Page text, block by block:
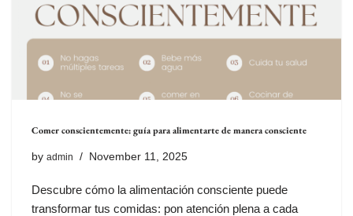
Comer conscientemente: guía para alimentarte de manera consciente
by admin November 11, 2025
Descubre cómo la alimentación consciente puede
transformar tus comidas: pon atención plena a cada